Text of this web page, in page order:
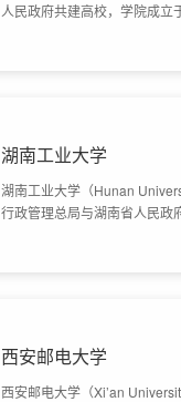
人民政府共建高校，学院成立
湖南工业大学
湖南工业大学（Hunan
行政管理总局与湖南省人民政
西安邮电大学
西安邮电大学（Xi’an